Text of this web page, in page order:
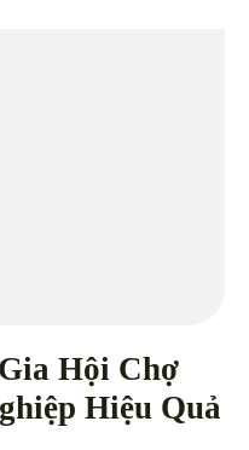
Hội Chợ
Hiệu Quả